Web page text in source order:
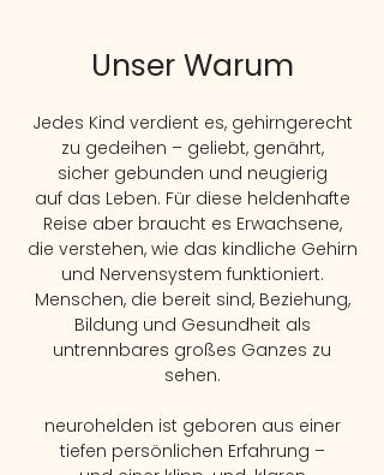
Unser Warum
Jedes Kind verdient es, gehirngerecht
zu gedeihen – geliebt, genährt,
sicher gebunden und neugierig
auf das Leben. Für diese heldenhafte
Reise aber braucht es Erwachsene,
die verstehen, wie das kindliche Gehirn
und Nervensystem funktioniert.
Menschen, die bereit sind, Beziehung,
Bildung und Gesundheit als
untrennbares großes Ganzes zu
sehen.
neurohelden ist geboren aus einer
tiefen persönlichen Erfahrung –